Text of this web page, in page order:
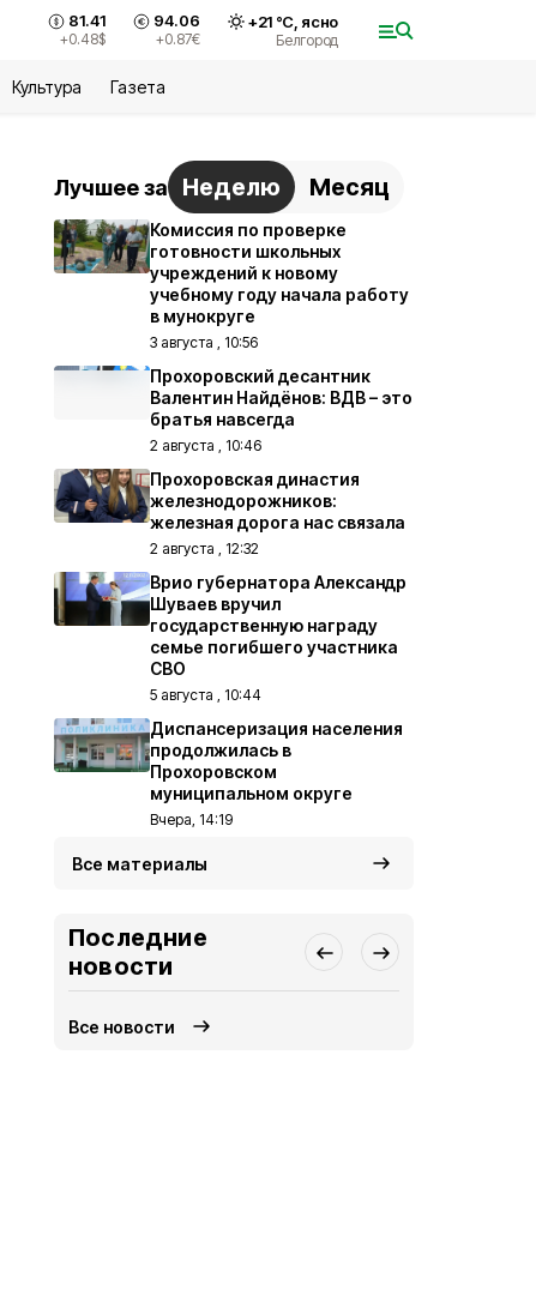
81.41
+0.48$
94.06
+0.87€
+21°С, ясно
Белгород
Культура Газета
Лучшее за Неделю Месяц
Комиссия по проверке
готовности школьных
учреждений к новому
учебному году начала работу
в мунокруге
3 августа , 10:56
Прохоровский десантник
Валентин Найдёнов: ВДВ – это
братья навсегда
2 августа , 10:46
Прохоровская династия
железнодорожников:
железная дорога нас связала
2 августа , 12:32
Врио губернатора Александр
Шуваев вручил
государственную награду
семье погибшего участника
СВО
5 августа , 10:44
Диспансеризация населения
продолжилась в
Прохоровском
муниципальном округе
Вчера, 14:19
Все материалы
Последние
новости
Все новости